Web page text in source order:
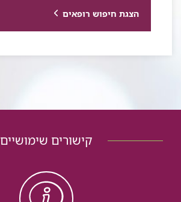
הצגת חיפוש רופאים
קישורים שימושיים